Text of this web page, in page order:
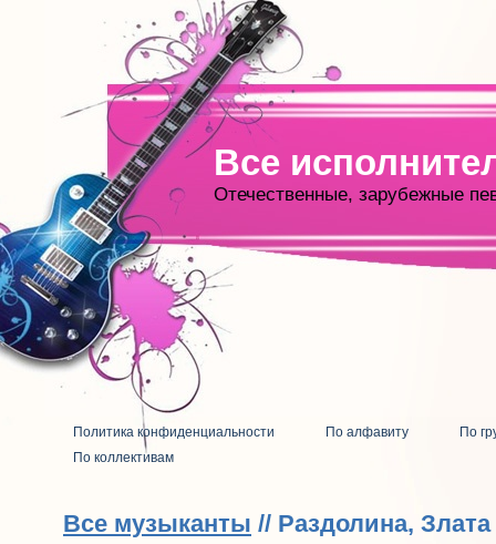
Все
Отечественные, зарубежные
Политика конфиденциальности По алфавиту
По
По коллективам
Все музыканты // Раздолина,